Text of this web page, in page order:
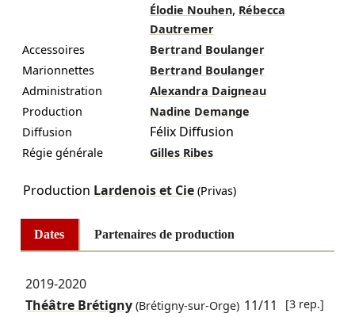
Élodie Nouhen, Rébecca
Dautremer
Accessoires
Bertrand Boulanger
Marionnettes
Bertrand Boulanger
Administration
Alexandra Daigneau
Production
Nadine Demange
Diffusion
Félix Diffusion
Régie générale Gilles Ribes
Production Lardenois et Cie(Privas)
Dates Partenaires de production
2019-2020
Théâtre Brétigny(Brétigny-sur-Orge) 11/11 [3 rep.]